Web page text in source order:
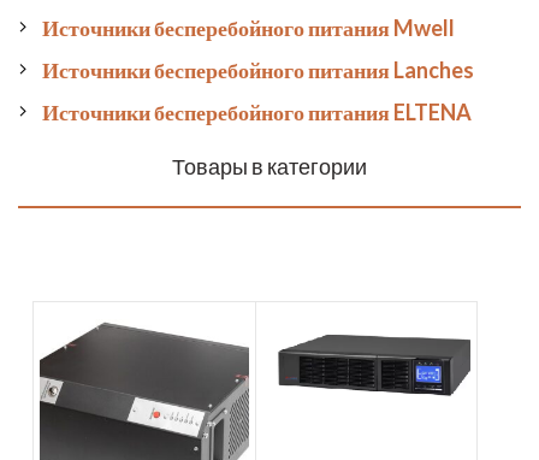
Источники бесперебойного питания Mwell
Источники бесперебойного питания Lanches
Источники бесперебойного питания ELTENA
Товары в категории